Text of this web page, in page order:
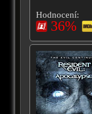
Hodnocení:
36%